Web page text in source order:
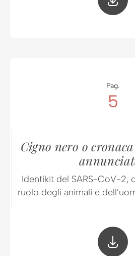
Pag.
5
Cigno nero o
Identikit del SARS-CoV-2,
ruolo degli animali e